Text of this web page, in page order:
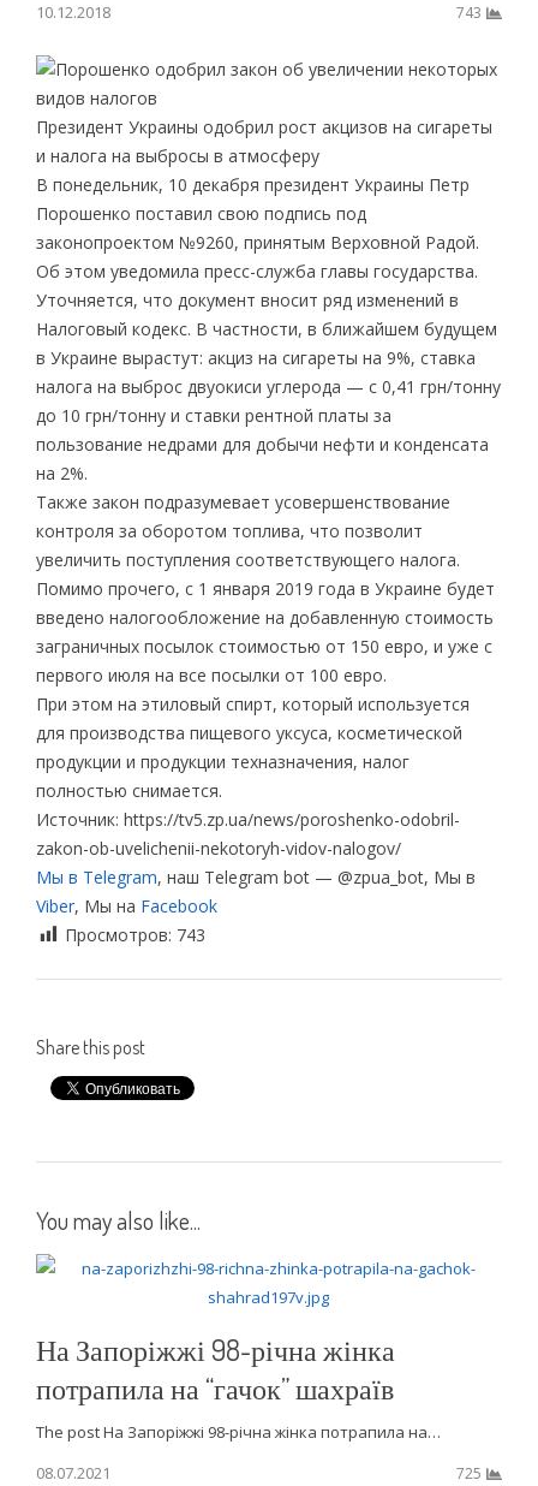
10.12.2018 743
Президент Украины одобрил рост акцизов на сигареты
и налога на выбросы в атмосферу
В понедельник, 10 декабря президент Украины Петр
Порошенко поставил свою подпись под
законопроектом №9260, принятым Верховной Радой.
Об этом уведомила пресс-служба главы государства.
Уточняется, что документ вносит ряд изменений в
Налоговый кодекс. В частности, в ближайшем будущем
в Украине вырастут: акциз на сигареты на 9%, ставка
налога на выброс двуокиси углерода — с 0,41 грн/тонну
до 10 грн/тонну и ставки рентной платы за
пользование недрами для добычи нефти и конденсата
на 2%.
Также закон подразумевает усовершенствование
контроля за оборотом топлива, что позволит
увеличить поступления соответствующего налога.
Помимо прочего, с 1 января 2019 года в Украине будет
введено налогообложение на добавленную стоимость
заграничных посылок стоимостью от 150 евро, и уже с
первого июля на все посылки от 100 евро.
При этом на этиловый спирт, который используется
для производства пищевого уксуса, косметической
продукции и продукции техназначения, налог
полностью снимается.
Источник: https://tv5.zp.ua/news/poroshenko-odobril-
zakon-ob-uvelichenii-nekotoryh-vidov-nalogov/
Мы в Telegram, наш Telegram bot — @zpua_bot, Мы в
Viber, Мы на Facebook
Просмотров: 743
Share this post
You may also like...
На Запоріжжі 98-річна жінка
потрапила на “гачок” шахраїв
The post На Запоріжжі 98-річна жінка потрапила на…
08.07.2021
725